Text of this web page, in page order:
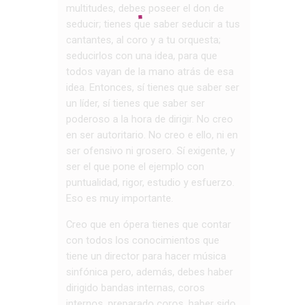
multitudes, debes poseer el don de
seducir; tienes que saber seducir a tus
cantantes, al coro y a tu orquesta;
seducirlos con una idea, para que
todos vayan de la mano atrás de esa
idea. Entonces, sí tienes que saber ser
un líder, sí tienes que saber ser
poderoso a la hora de dirigir. No creo
en ser autoritario. No creo e ello, ni en
ser ofensivo ni grosero. Sí exigente, y
ser el que pone el ejemplo con
puntualidad, rigor, estudio y esfuerzo.
Eso es muy importante.
Creo que en ópera tienes que contar
con todos los conocimientos que
tiene un director para hacer música
sinfónica pero, además, debes haber
dirigido bandas internas, coros